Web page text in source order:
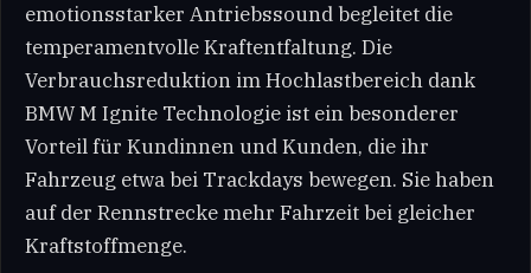
emotionsstarker Antriebssound begleitet die
temperamentvolle Kraftentfaltung. Die
Verbrauchsreduktion im Hochlastbereich dank
BMW M Ignite Technologie ist ein besonderer
Vorteil für Kundinnen und Kunden, die ihr
Fahrzeug etwa bei Trackdays bewegen. Sie haben
auf der Rennstrecke mehr Fahrzeit bei gleicher
Kraftstoffmenge.